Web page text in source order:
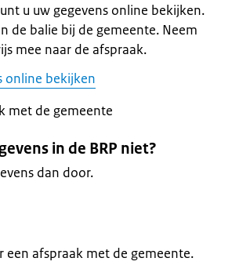
u uw gegevens online bekijken.
de balie bij de gemeente. Neem
mee naar de afspraak.
online bekijken
met de gemeente
in de BRP niet?
dan door.
een afspraak met de gemeente.